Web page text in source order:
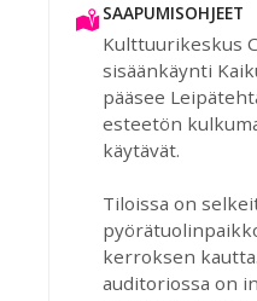
SAAPUMISOHJEET
Kulttuurikeskus
sisäänkäynti
pääsee
esteetön
käytävät.
Tiloissa on
kerroksen
auditoriossa on